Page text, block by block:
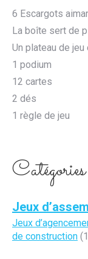
6 Escargots
La boîte sert de
Un plateau de
1 podium
12 cartes
2 dés
1 règle de jeu
Catégories
Jeux
Jeux
de construction